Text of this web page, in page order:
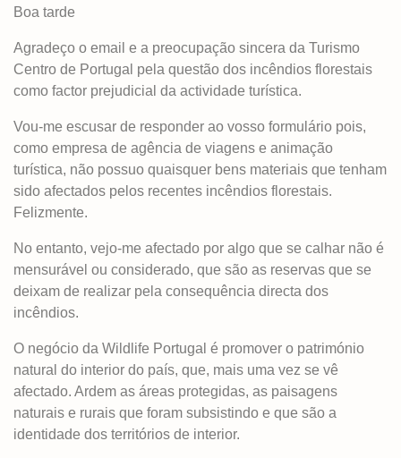
Boa tarde
Agradeço o email e a preocupação sincera da Turismo
Centro de Portugal pela questão dos incêndios florestais
como factor prejudicial da actividade turística.
Vou-me escusar de responder ao vosso formulário pois,
como empresa de agência de viagens e animação
turística, não possuo quaisquer bens materiais que tenham
sido afectados pelos recentes incêndios florestais.
Felizmente.
No entanto, vejo-me afectado por algo que se calhar não é
mensurável ou considerado, que são as reservas que se
deixam de realizar pela consequência directa dos
incêndios.
O negócio da Wildlife Portugal é promover o património
natural do interior do país, que, mais uma vez se vê
afectado. Ardem as áreas protegidas, as paisagens
naturais e rurais que foram subsistindo e que são a
identidade dos territórios de interior.